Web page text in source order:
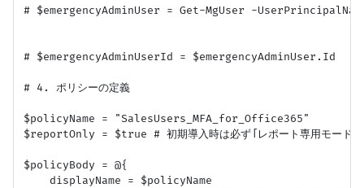
# $emergencyAdminUser = Get-MgUser -
# $emergencyAdminUserId = $emergencyAdminUser.Id
# 4. ポリシーの定義
$policyName = "SalesUsers_MFA_for_Office365"
$reportOnly = $true # 初期導入時は必ず「レポート専用モード」
$policyBody = @{
    displayName = $policyName